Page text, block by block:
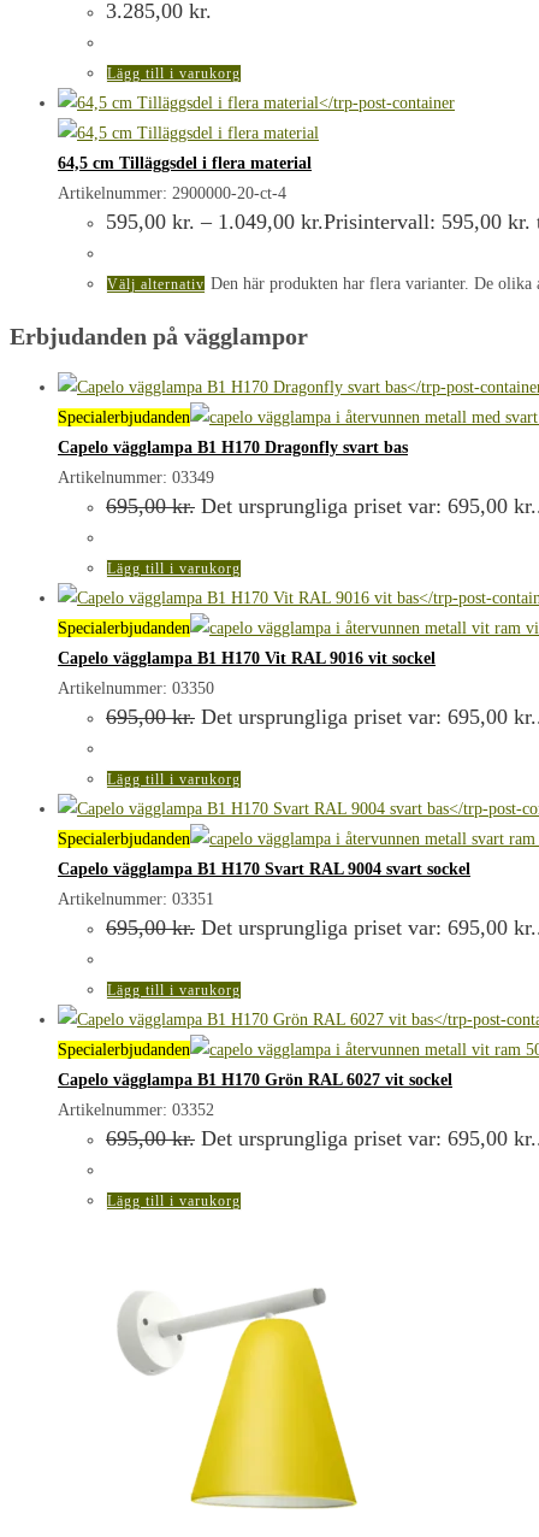
3.285,00 kr.
Lägg till i varukorg
64,5 cm Tilläggsdel i flera material
Artikelnummer: 2900000-20-ct-4
595,00 kr. – 1.049,00 kr.Prisintervall: 595,00
Välj alternativ Den här produkten har flera varianter. De olika
Erbjudanden på vägglampor
Specialerbjudanden
Capelo vägglampa B1 H170 Dragonfly svart bas
Artikelnummer: 03349
695,00kr. Det ursprungliga priset var: 695,00
Lägg till i varukorg
Specialerbjudanden
Capelo vägglampa B1 H170 Vit RAL 9016 vit sockel
Artikelnummer: 03350
695,00kr. Det ursprungliga priset var: 695,00
Lägg till i varukorg
Specialerbjudanden
Capelo vägglampa B1 H170 Svart RAL 9004 svart sockel
Artikelnummer: 03351
695,00kr. Det ursprungliga priset var: 695,00
Lägg till i varukorg
Specialerbjudanden
Capelo vägglampa B1 H170 Grön RAL 6027 vit sockel
Artikelnummer: 03352
695,00kr. Det ursprungliga priset var: 695,00
Lägg till i varukorg